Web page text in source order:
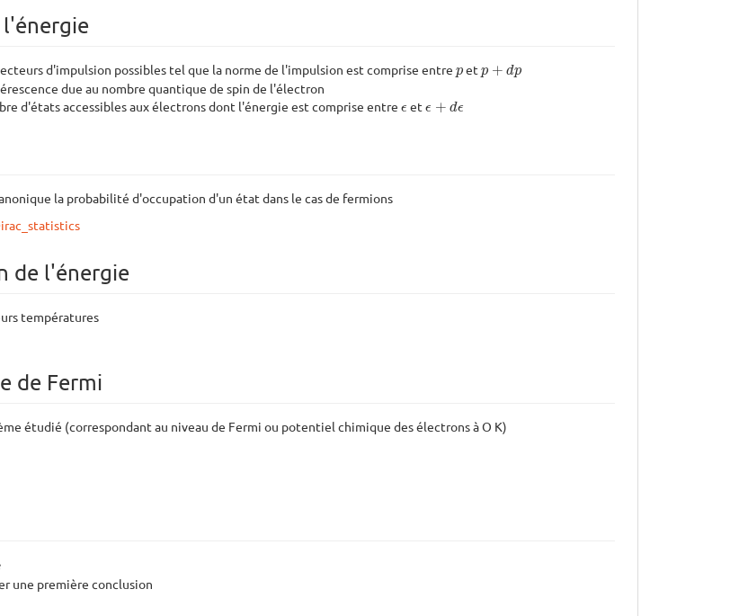
d'impulsion possibles tel que la norme de l'impulsion est comprise entre p
pet p + dp
p d p
due au nombre quantique de spin de l'électron
d'états accessibles aux électrons dont l'énergie est comprise entre ϵ
ϵ et ϵ + dϵ
d ϵ
la probabilité d'occupation d'un état dans le cas de fermions
de l'énergie
températures
de Fermi
étudié (correspondant au niveau de Fermi ou potentiel chimique des électrons à O K)
une première conclusion